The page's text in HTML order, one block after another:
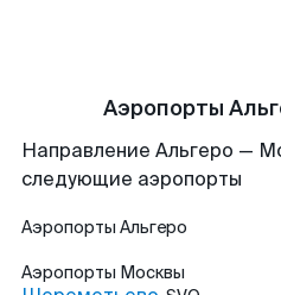
Аэропорты
Направление Альгеро —
следующие аэропорты
Аэропорты Альгеро
Аэропорты Москвы